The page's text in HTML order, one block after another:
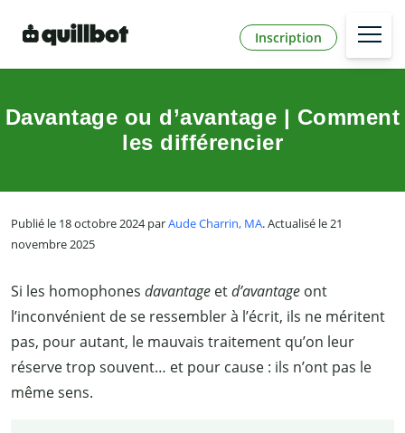
Inscription
Davantage ou d’avantage | Comment
les différencier
Publié le 18 octobre 2024 parAude Charrin, MA. Actualisé le 21
novembre 2025
Si les homophones davantage etd’avantage ont
l’inconvénient de se ressembler à l’écrit, ils ne méritent
pas, pour autant, le mauvais traitement qu’on leur
réserve trop souvent… et pour cause : ils n’ont pas le
même sens.